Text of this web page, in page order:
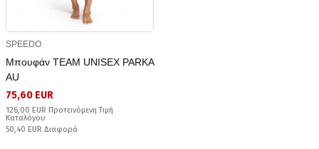
SPEEDO
Μπουφάν TEAM UNISEX PARKA
AU
75,60 EUR
126,00 EUR Προτεινόμενη Τιμή
Καταλόγου
50,40 EUR Διαφορά